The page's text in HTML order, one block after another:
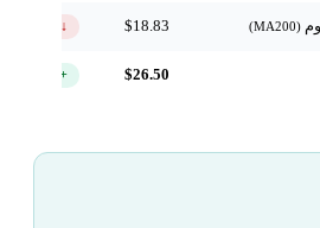
$18.83 ↓ تحت
$26.50
+44.3%